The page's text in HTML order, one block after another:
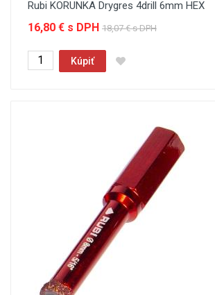
Rubi KORUNKA Drygres 4drill 6mm HEX
16,80 € s DPH 18,07 € s DPH
Kúpiť